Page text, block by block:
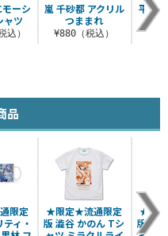
ーシ
ャツ
込）
嵐 千砂都 アクリル
つままれ
¥880（税込）
平安
リ
品
限定
ィ・
★限定★流通限定
版 澁谷 かのん Tシ
★限
版 黒